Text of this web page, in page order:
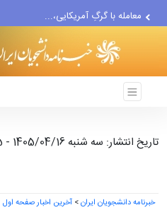
پیشنهاد ناصر هادیان در...
دستیار قلعه‌نویی مربی تیم...
تاریخ انتشار: سه شنبه 1405/04/16 - 19:05
خبرنامه دانشجویان ایران> آخرین اخبار صفحه اول